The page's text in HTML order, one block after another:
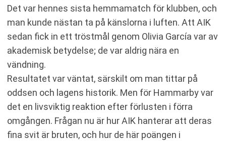
Det var hennes sista hemmamatch för klubben, och
man kunde nästan ta på känslorna i luften. Att AIK
sedan fick in ett tröstmål genom Olivia García var av
akademisk betydelse; de var aldrig nära en
vändning.
Resultatet var väntat, särskilt om man tittar på
oddsen och lagens historik. Men för Hammarby var
det en livsviktig reaktion efter förlusten i förra
omgången. Frågan nu är hur AIK hanterar att deras
fina svit är bruten, och hur de här poängen i